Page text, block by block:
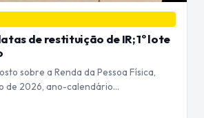
de restituição de IR; 1º lote
sobre a Renda da Pessoa Física,
de 2026, ano-calendário…